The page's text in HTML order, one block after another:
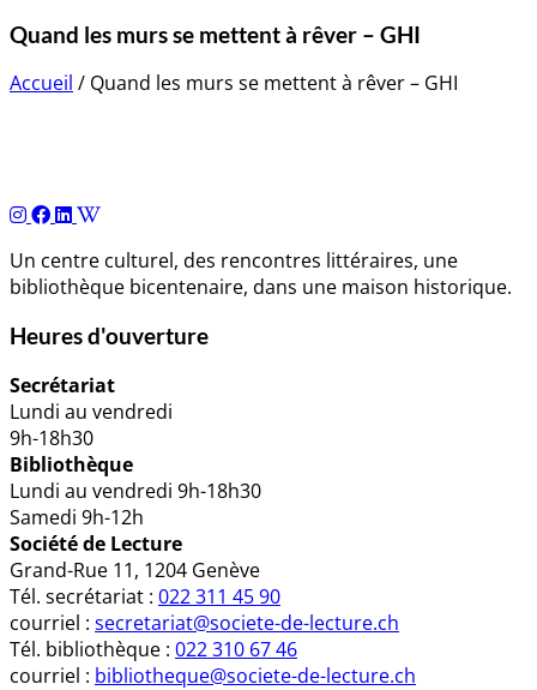
Quand les murs se mettent à rêver – GHI
Accueil / Quand les murs se mettent à rêver – GHI
Un centre culturel, des rencontres littéraires, une
bibliothèque bicentenaire, dans une maison historique.
Heures d'ouverture
Secrétariat
Lundi au vendredi
9h-18h30
Bibliothèque
Lundi au vendredi 9h-18h30
Samedi 9h-12h
Société de Lecture
Grand-Rue 11, 1204 Genève
Tél. secrétariat : 022 311 45 90
courriel : secretariat@societe-de-lecture.ch
Tél. bibliothèque : 022 310 67 46
courriel : bibliotheque@societe-de-lecture.ch